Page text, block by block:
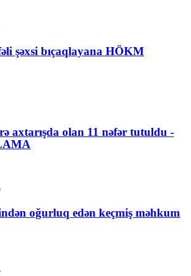
şəxsi bıçaqlayana HÖKM
axtarışda olan 11 nəfər tutuldu -
oğurluq edən keçmiş məhkum